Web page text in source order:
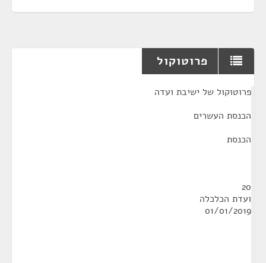
פרוטוקול
פרוטוקול של ישיבת ועדה
הכנסת העשרים
הכנסת
20
ועדת הכלכלה
01/01/2019